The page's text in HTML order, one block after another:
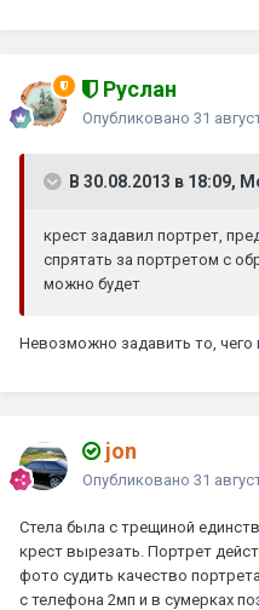
Руслан
Опубликовано 31
В 30.08.2013 в 18:09,
крест задавил портрет,
спрятать за портретом с
можно будет
Невозможно задавить то, чего
jon
Опубликовано 31
Стела была с трещиной
крест вырезать. Портрет
фото судить качество
с телефона 2мп и в сумерках